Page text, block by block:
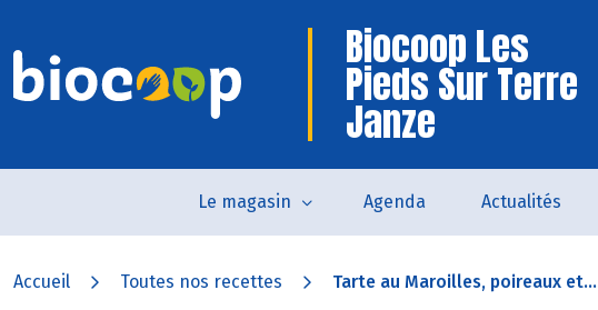
Biocoop Les
Pieds Sur Terre
Janze
Le magasin Agenda Actualités
Accueil Toutes nos recettes Tarte au Maroilles, poireaux et...